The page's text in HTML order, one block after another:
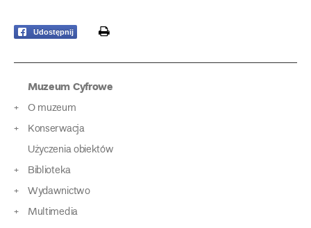
Udostępnij print
Muzeum Cyfrowe
O muzeum
Konserwacja
Użyczenia obiektów
Biblioteka
Wydawnictwo
Multimedia